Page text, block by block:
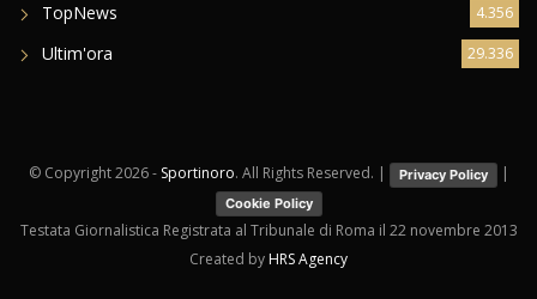
TopNews 4.356
Ultim'ora 29.336
© Copyright2026 - Sportinoro. All Rights Reserved. | Privacy Policy
Cookie Policy
Testata Giornalistica Registrata al Tribunale di Roma il 22 novembre 2013
Created by HRS Agency